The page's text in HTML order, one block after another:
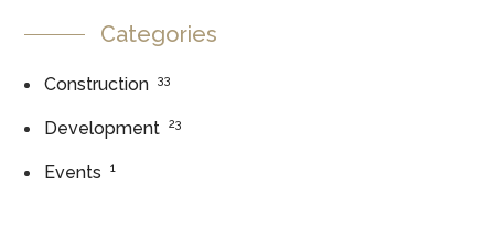
Categories
Construction 33
Development 23
Events 1